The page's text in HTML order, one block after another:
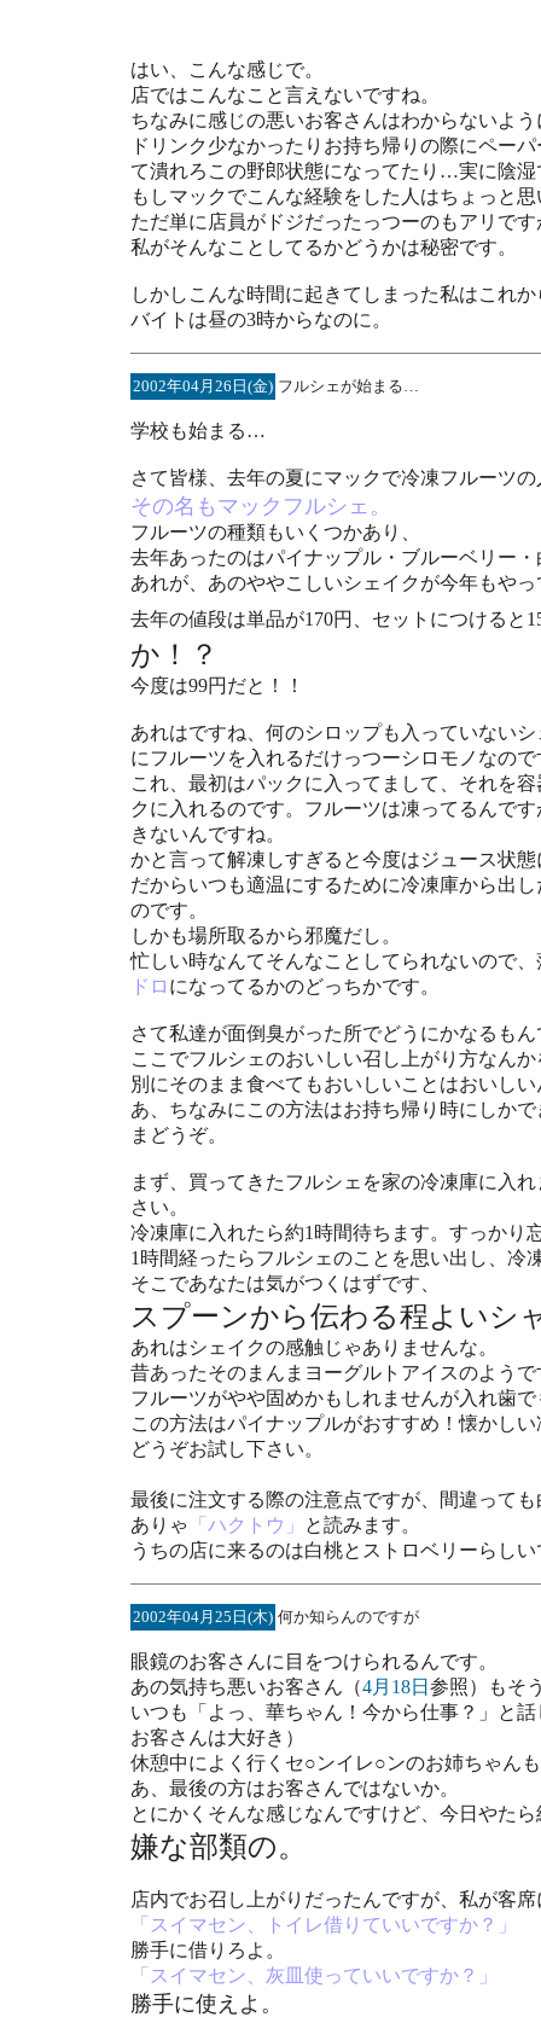
はい、こんな感じで。
店ではこんなこと言えないですね。
ちなみに感じの悪いお客さんはわからないよ
ドリンク少なかったりお持ち帰りの際にペー
て潰れろこの野郎状態になってたり…実に陰湿
もしマックでこんな経験をした人はちょっと
ただ単に店員がドジだったっつーのもアリです
私がそんなことしてるかどうかは秘密です。
しかしこんな時間に起きてしまった私はこれ
バイトは昼の3時からなのに。
2002年04月26日(金) フルシェが始まる…
学校も始まる…
さて皆様、去年の夏にマックで冷凍フルーツ
その名もマックフルシェ。
フルーツの種類もいくつかあり、
去年あったのはパイナップル・ブルーベリー
あれが、あのややこしいシェイクが今年もや
去年の値段は単品が170円、セットにつけると
か！？
今度は99円だと！！
あれはですね、何のシロップも入っていない
にフルーツを入れるだけっつーシロモノなの
これ、最初はパックに入ってまして、それを
クに入れるのです。フルーツは凍ってるんで
きないんですね。
かと言って解凍しすぎると今度はジュース状
だからいつも適温にするために冷凍庫から出
のです。
しかも場所取るから邪魔だし。
忙しい時なんてそんなことしてられないので
ドロ になってるかのどっちかです。
さて私達が面倒臭がった所でどうにかなるも
ここでフルシェのおいしい召し上がり方なん
別にそのまま食べてもおいしいことはおいし
あ、ちなみにこの方法はお持ち帰り時にしか
まどうぞ。
まず、買ってきたフルシェを家の冷凍庫に入
さい。
冷凍庫に入れたら約1時間待ちます。すっかり
1時間経ったらフルシェのことを思い出し、冷
そこであなたは気がつくはずです、
スプーンから伝わる程よいシ
あれはシェイクの感触じゃありませんな。
昔あったそのまんまヨーグルトアイスのようで
フルーツがやや固めかもしれませんが入れ歯
この方法はパイナップルがおすすめ！懐かし
どうぞお試し下さい。
最後に注文する際の注意点ですが、間違っても
ありゃ 「ハクトウ」
と読みます。
うちの店に来るのは白桃とストロベリーらし
2002年04月25日(木) 何か知らんのですが
眼鏡のお客さんに目をつけられるんです。
あの気持ち悪いお客さん（4月18日 参照）もそ
いつも「よっ、華ちゃん！今から仕事？」と
お客さんは大好き）
休憩中によく行くセ○ンイレ○ンのお姉ちゃん
あ、最後の方はお客さんではないか。
とにかくそんな感じなんですけど、今日やた
嫌な部類の。
店内でお召し上がりだったんですが、私が客
「スイマセン、トイレ借りていいですか？」
勝手に借りろよ。
「スイマセン、灰皿使っていいですか？」
勝手に使えよ。